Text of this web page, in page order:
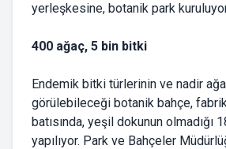
yerleşkesine, botanik park
400 ağaç, 5 bin bitki
Endemik bitki türlerinin ve nadir
görülebileceği botanik bahçe,
batısında, yeşil dokunun olmadığı
yapılıyor. Park ve Bahçeler